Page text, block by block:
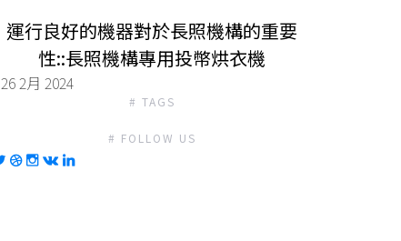
運行良好的機器對於長照機構的重要
性::長照機構專用投幣烘衣機
26 2月 2024
# TAGS
# FOLLOW US